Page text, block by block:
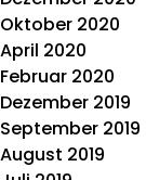
Oktober 2020
April 2020
Februar 2020
Dezember 2019
September 2019
August 2019